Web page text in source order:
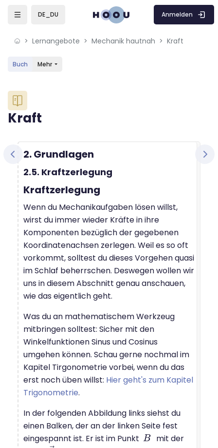
Skip to sidebar navigation menu
Skip to mobile navigation menu
Skip to sidebar hidden blocks
DE_DU Anmelden
Lernangebote Mechanik hautnah Kraft
Buch Mehr
Blöcke
Kraft
Blöcke
Abschlussbedingungen
2. Grundlagen
2.5. Kraftzerlegung
Kraftzerlegung
Wenn du Mechanikaufgaben lösen willst,
wirst du immer wieder Kräfte in ihre
Komponenten bezüglich der gegebenen
Koordinatenachsen zerlegen. Weil es so oft
vorkommt, solltest du dieses Vorgehen quasi
im Schlaf beherrschen. Deswegen wollen wir
uns in diesem Abschnitt genau anschauen,
wie das eigentlich geht.
Was du an mathematischem Werkzeug
mitbringen solltest: Sicher mit den
Winkelfunktionen Sinus und Cosinus
umgehen können. Schau gerne nochmal im
Kapitel Tirgonometrie vorbei, wenn du das
erst noch üben willst: Hier geht's zum Kapitel
Trigonometrie.
In der folgenden Abbildung links siehst du
einen Balken, der an der linken Seite fest
eingespannt ist. Er ist im Punkt B
B mit der